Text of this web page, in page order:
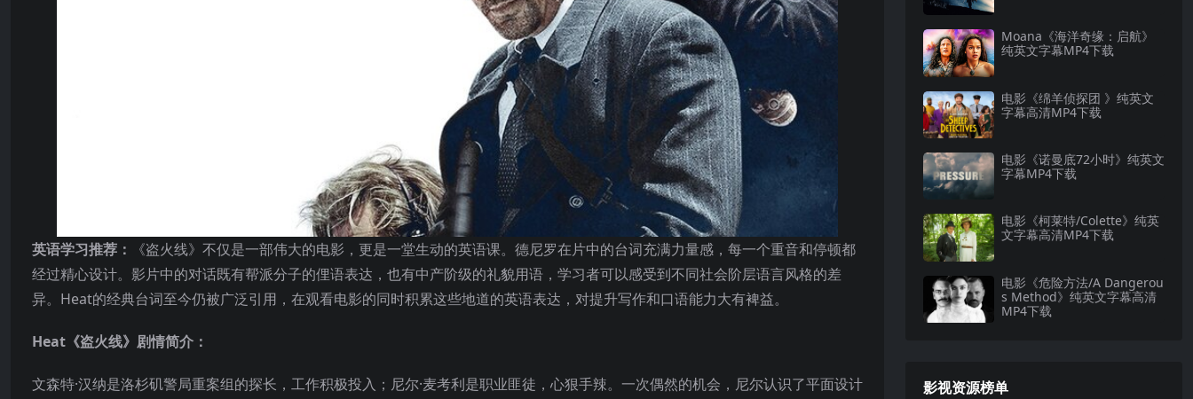
英语学习推荐：
《盗火线》不仅是一部伟大的电影，更是一堂生动的英语课。德尼罗在片中的台词充满力量感，每一个重音和停顿都
经过精心设计。影片中的对话既有帮派分子的俚语表达，也有中产阶级的礼貌用语，学习者可以感受到不同社会阶层语言风格的差
异。Heat的经典台词至今仍被广泛引用，在观看电影的同时积累这些地道的英语表达，对提升写作和口语能力大有裨益。
Heat《盗火线》剧情简介：
文森特·汉纳是洛杉矶警局重案组的探长，工作积极投入；尼尔·麦考利是职业匪徒，心狠手辣。一次偶然的机会，尼尔认识了平面设计
Moana《海洋奇缘：启航》
纯英文字幕MP4下载
电影《绵羊侦探团 》纯英文
字幕高清MP4下载
电影《诺曼底72小时》纯英文
字幕MP4下载
电影《柯莱特/Colette》纯英
文字幕高清MP4下载
电影《危险方法/A Dangerou
s Method》纯英文字幕高清
MP4下载
影视资源榜单